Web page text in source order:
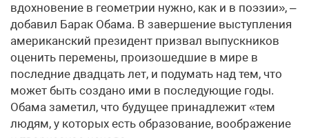
вдохновение в геометрии нужно, как и в поэзии», –
добавил Барак Обама. В завершение выступления
американский президент призвал выпускников
оценить перемены, произошедшие в мире в
последние двадцать лет, и подумать над тем, что
может быть создано ими в последующие годы.
Обама заметил, что будущее принадлежит «тем
людям, у которых есть образование, воображение